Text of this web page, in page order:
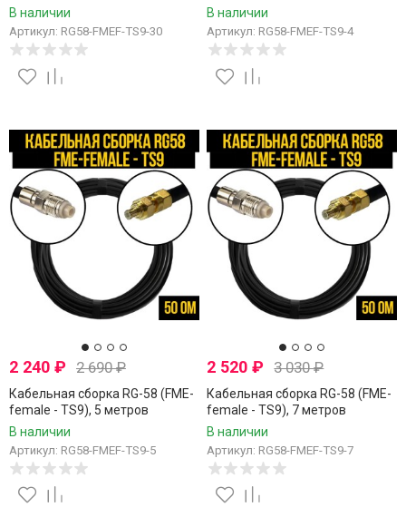
В наличии
Артикул: RG58-FMEF-TS9-30
В наличии
Артикул: RG58-FMEF-TS9-4
2 240 ₽ 2 690₽
Кабельная сборка RG-58 (FME-
female - TS9), 5 метров
В наличии
Артикул: RG58-FMEF-TS9-5
2 520₽ 3 030₽
Кабельная сборка RG-58 (FME-
female - TS9), 7 метров
В наличии
Артикул: RG58-FMEF-TS9-7